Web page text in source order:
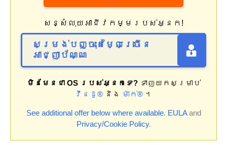
សន្សំលុយអាជីវកម្មរបស់អ្នក!
សម្រង់បញ្ចុះតម្លៃច្រើន
អាជ្ញាប័ណ្ណ
មិនមែនជា OS របស់អ្នកទេ?ទាញយកសម្រាប់
វីនដូ® និង ម៉ាក់® ។
See additional offer below where available. EULAand
Privacy/Cookie Policy.